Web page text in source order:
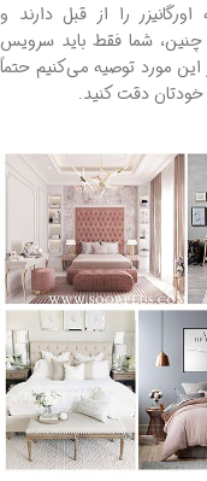
را از قبل دارند و
چنین، شما فقط باید سرویس
مورد توصیه می‌کنیم حتماً
دقت کنید.